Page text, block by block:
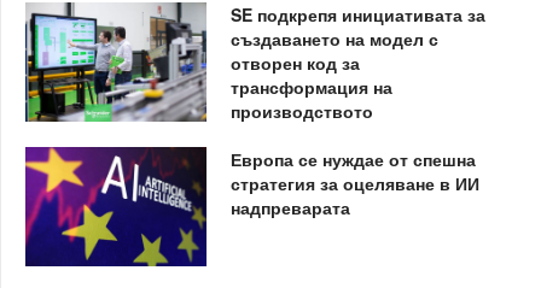
SE подкрепя инициативата за
създаването на модел с
отворен код за
трансформация на
производството
Европа се нуждае от спешна
стратегия за оцеляване в ИИ
надпреварата